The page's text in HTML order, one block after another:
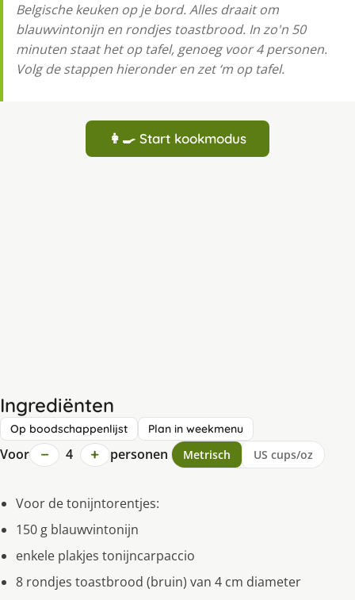
Belgische keuken op je bord. Alles draait om
blauwvintonijn en rondjes toastbrood. In zo'n 50
minuten staat het op tafel, genoeg voor 4 personen.
Volg de stappen hieronder en zet ‘m op tafel.
👩‍🍳 Start kookmodus
Ingrediënten
Op boodschappenlijst Plan in weekmenu
Voor − 4 + personen Metrisch US cups/oz
Voor de tonijntorentjes:
150 g blauwvintonijn
enkele plakjes tonijncarpaccio
8 rondjes toastbrood (bruin) van 4 cm diameter